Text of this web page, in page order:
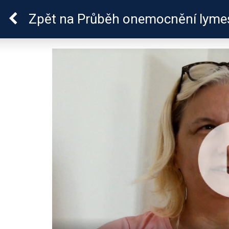
Lymeská borrelióza
Zpět na Průběh onemocnění